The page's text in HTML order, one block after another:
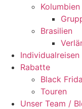
Kolumbien
Brasilien
Individualreisen
Rabatte
Black
Touren
Unser Team /